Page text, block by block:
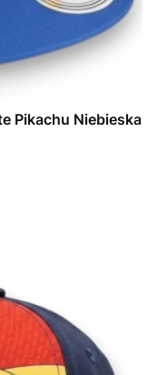
Pikachu Niebieska